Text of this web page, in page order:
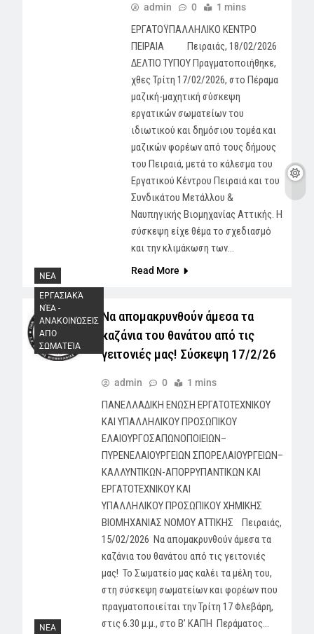
admin 0 1 mins
ΕΡΓΑΤΟΫΠΑΛΛΗΛΙΚΟ ΚΕΝΤΡΟ
ΠΕΙΡΑΙΑ Πειραιάς, 18/02/2026
ΔΕΛΤΙΟ ΤΥΠΟΥ Πραγματοποιήθηκε,
χθες Τρίτη 17/02/2026, στο Πέραμα
μαζική-μαχητική σύσκεψη
εργατικών σωματείων του
ιδιωτικού και δημόσιου τομέα και
μαζικών φορέων από τους δήμους
του Πειραιά, μετά το κάλεσμα του
Εργατικού Κέντρου Πειραιά και του
Συνδικάτου Μετάλλου &
Ναυπηγικής Βιομηχανίας Αττικής. Η
σύσκεψη είχε θέμα το σχεδιασμό
και την κλιμάκωση των…
Read More
NEA
ΕΡΓΑΣΙΑΚΆ
ΝΈΑ -
AΝΑΚΟΙΝΏΣΕΙΣ
ΑΠΟ
ΣΩΜΑΤΕΊΑ
Να απομακρυνθούν άμεσα τα
καζάνια του θανάτου από τις
γειτονιές μας! Σύσκεψη 17/2/26
admin 0 1 mins
ΠΑΝΕΛΛΑΔΙΚΗ ΕΝΩΣΗ ΕΡΓΑΤΟΤΕΧΝΙΚΟΥ
ΚΑΙ ΥΠΑΛΛΗΛΙΚΟΥ ΠΡΟΣΩΠΙΚΟΥ
ΕΛΑΙΟΥΡΓΟΣΑΠΩΝΟΠΟΙΕΙΩΝ–
ΠΥΡΕΝΕΛΑΙΟΥΡΓΕΙΩΝ ΣΠΟΡΕΛΑΙΟΥΡΓΕΙΩΝ–
ΚΑΛΛΥΝΤΙΚΩΝ-ΑΠΟΡΡΥΠΑΝΤΙΚΩΝ ΚΑΙ
ΕΡΓΑΤΟΤΕΧΝΙΚΟΥ ΚΑΙ
ΥΠΑΛΛΗΛΙΚΟΥ ΠΡΟΣΩΠΙΚΟΥ ΧΗΜΙΚΗΣ
ΒΙΟΜΗΧΑΝΙΑΣ ΝΟΜΟΥ ΑΤΤΙΚΗΣ Πειραιάς,
15/02/2026 Να απομακρυνθούν άμεσα τα
καζάνια του θανάτου από τις γειτονιές
μας! Το Σωματείο μας καλέι τα μέλη του,
στη σύσκεψη σωματείων και φορέων που
πραγματοποιείται την Τρίτη 17 Φλεβάρη,
στις 6.30 μ.μ., στο Β’ ΚΑΠΗ Περάματος…
NEA